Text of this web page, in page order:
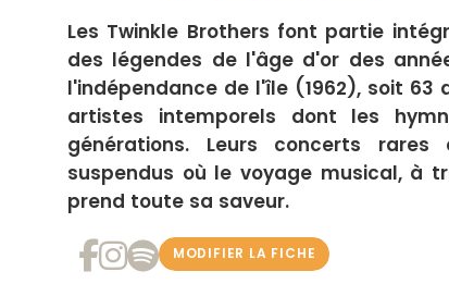
Les Twinkle Brothers font partie
des légendes de l'âge d'or des
l'indépendance de l'île (1962), soit 63
artistes intemporels dont les
générations. Leurs concerts
suspendus où le voyage musical, à
prend toute sa saveur.
MODIFIER LA FICHE